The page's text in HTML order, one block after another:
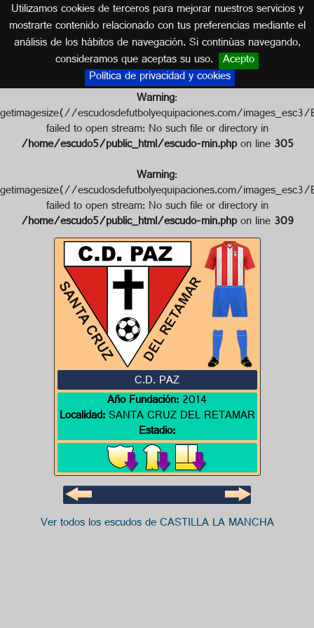
Utilizamos cookies de terceros para mejorar nuestros servicios y
mostrarte contenido relacionado con tus preferencias mediante el
análisis de los hábitos de navegación. Si continúas navegando,
consideramos que aceptas su uso. Acepto
Política de privacidad y cookies
Escudo de C.D. PAZ
CASTILLA LA MANCHA
Warning:
getimagesize(//escudosdefutbolyequipaciones.com/
failed to open stream: No such file or directory in
/home/escudo5/public_html/escudo-min.phpon line305
Warning:
getimagesize(//escudosdefutbolyequipaciones.com/
failed to open stream: No such file or directory in
/home/escudo5/public_html/escudo-min.phpon line309
C.D. PAZ
Año Fundación:2014
Localidad:SANTA CRUZ DEL RETAMAR
Estadio:
Ver todos los escudos de CASTILLA LA MANCHA